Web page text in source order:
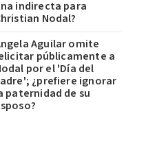
indirecta para
Nodal?
Aguilar omite
públicamente a
por el 'Día del
¿prefiere ignorar
paternidad de su